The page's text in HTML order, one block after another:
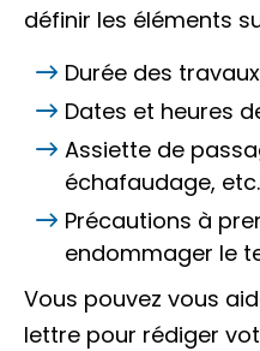
définir les éléments
Durée des travaux
Dates et heures
Assiette de
échafaudage,
Précautions à
endommager le
Vous pouvez vous
lettre pour rédiger